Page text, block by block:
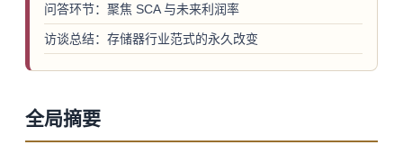
问答环节：聚焦 SCA 与未来利润率
访谈总结：存储器行业范式的永久改变
全局摘要